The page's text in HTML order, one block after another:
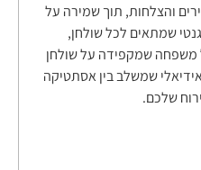
והצלחות, תוך שמירה על
שמתאים לכל שולחן,
משפחה שמקפידה על שולחן
שמשלב בין אסתטיקה
שלכם.